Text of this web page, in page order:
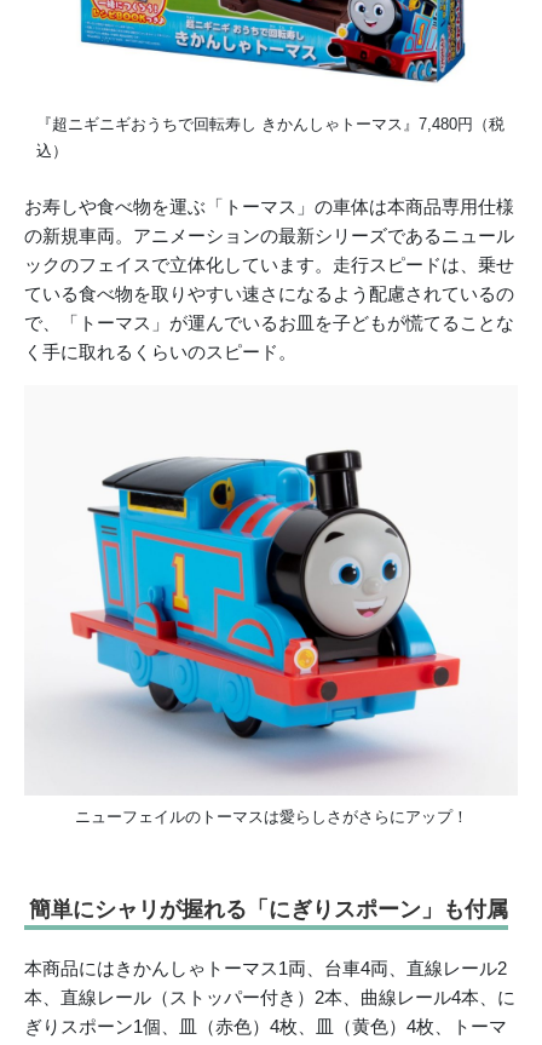
『超ニギニギおうちで回転寿し きかんしゃトーマス』7,480円（税
込）
お寿しや食べ物を運ぶ「トーマス」の車体は本商品専用仕様
の新規車両。アニメーションの最新シリーズであるニュール
ックのフェイスで立体化しています。走行スピードは、乗せ
ている食べ物を取りやすい速さになるよう配慮されているの
で、「トーマス」が運んでいるお皿を子どもが慌てることな
く手に取れるくらいのスピード。
ニューフェイルのトーマスは愛らしさがさらにアップ！
簡単にシャリが握れる「にぎりスポーン」も付属
本商品にはきかんしゃトーマス1両、台車4両、直線レール2
本、直線レール（ストッパー付き）2本、曲線レール4本、に
ぎりスポーン1個、皿（赤色）4枚、皿（黄色）4枚、トーマ